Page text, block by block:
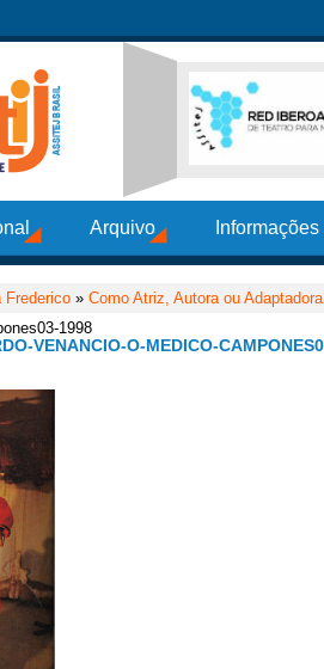
Arquivo
Frederico » Como Atriz, Autora ou Adaptadora
1998
VENANCIO-O-MEDICO-